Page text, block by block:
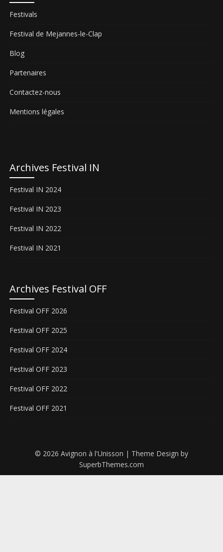
Festivals
Festival de Mejannes-le-Clap
Blog
Partenaires
Contactez-nous
Mentions légales
Archives Festival IN
Festival IN 2024
Festival IN 2023
Festival IN 2022
Festival IN 2021
Archives Festival OFF
Festival OFF 2026
Festival OFF 2025
Festival OFF 2024
Festival OFF 2023
Festival OFF 2022
Festival OFF 2021
© 2026 Avignon à l'Unisson | Theme Design by
SuperbThemes.com